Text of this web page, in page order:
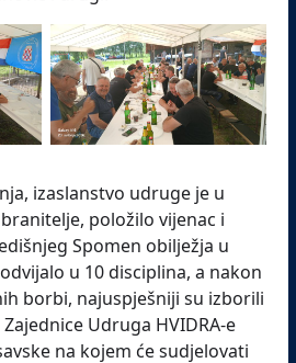
izaslanstvo udruge je u
položilo vijenac i
Spomen obilježja u
u 10 disciplina, a nakon
borbi, najuspješniji su izborili
Udruga HVIDRA-e
na kojem će sudjelovati